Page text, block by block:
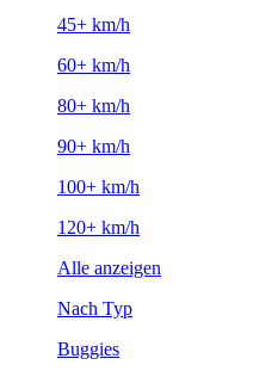
45+ km/h
60+ km/h
80+ km/h
90+ km/h
100+ km/h
120+ km/h
Alle anzeigen
Nach Typ
Buggies